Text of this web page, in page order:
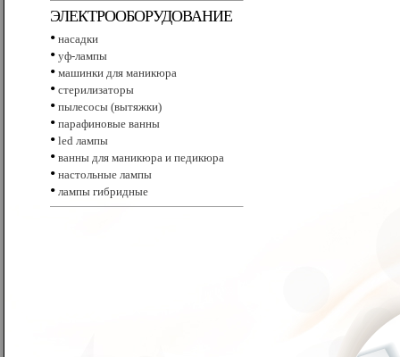
ЭЛЕКТРООБОРУДОВАНИЕ
• насадки
• уф-лампы
• машинки для маникюра
• стерилизаторы
• пылесосы (вытяжки)
• парафиновые ванны
• led лампы
• ванны для маникюра и педикюра
• настольные лампы
• лампы гибридные